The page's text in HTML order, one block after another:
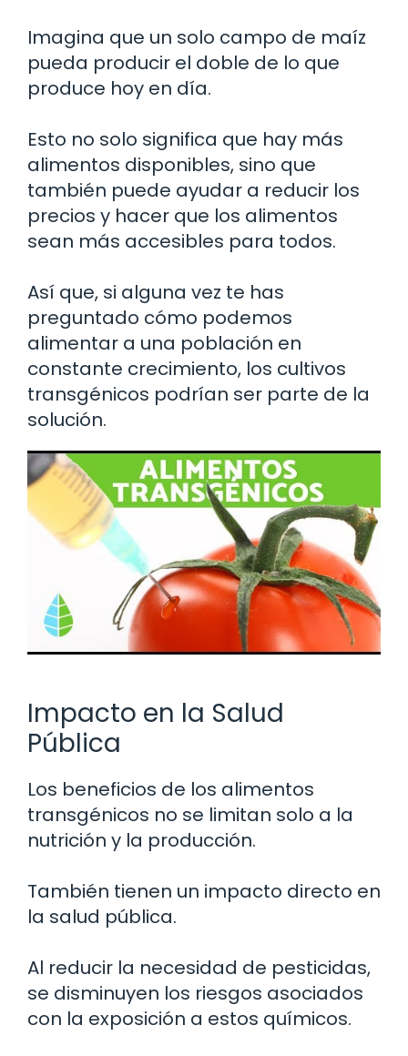
Imagina que un solo campo de maíz
pueda producir el doble de lo que
produce hoy en día.
Esto no solo significa que hay más
alimentos disponibles, sino que
también puede ayudar a reducir los
precios y hacer que los alimentos
sean más accesibles para todos.
Así que, si alguna vez te has
preguntado cómo podemos
alimentar a una población en
constante crecimiento, los cultivos
transgénicos podrían ser parte de la
solución.
Impacto en la Salud
Pública
Los beneficios de los alimentos
transgénicos no se limitan solo a la
nutrición y la producción.
También tienen un impacto directo en
la salud pública.
Al reducir la necesidad de pesticidas,
se disminuyen los riesgos asociados
con la exposición a estos químicos.